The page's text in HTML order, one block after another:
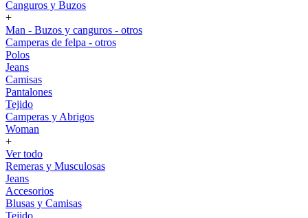
Canguros y Buzos
+
Man - Buzos y canguros - otros
Camperas de felpa - otros
Polos
Jeans
Camisas
Pantalones
Tejido
Camperas y Abrigos
Woman
+
Ver todo
Remeras y Musculosas
Jeans
Accesorios
Blusas y Camisas
Tejido